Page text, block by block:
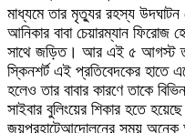
মাধ্যমে তার মৃত্যুর রহস্য
আনিকার বাবা চেয়ারম্যান ফিরোজ
সাথে জড়িত। আর এই ৫ আগস্ট তার
স্কিনশর্ট এই প্রতিবেদকের হাতে
হলেও তার বাবার কারণে তাকে
সাইবার বুলিংয়ের শিকার হতে
জয়পুরহাটেআন্দোলনের সময় অনেক